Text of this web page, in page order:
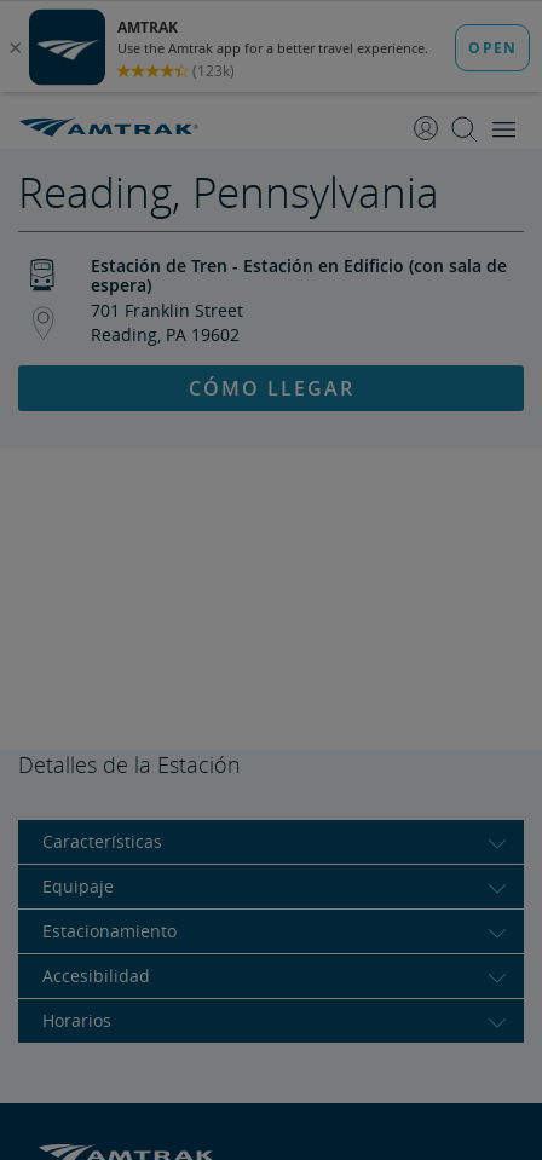
Contenido
Navegación
Reading, Pennsylvania
Estación de Tren - Estación en Edificio (con sala de
espera)
701 Franklin Street
Reading, PA 19602
CÓMO LLEGAR
Detalles de la Estación
Características
Equipaje
Estacionamiento
Accesibilidad
Horarios